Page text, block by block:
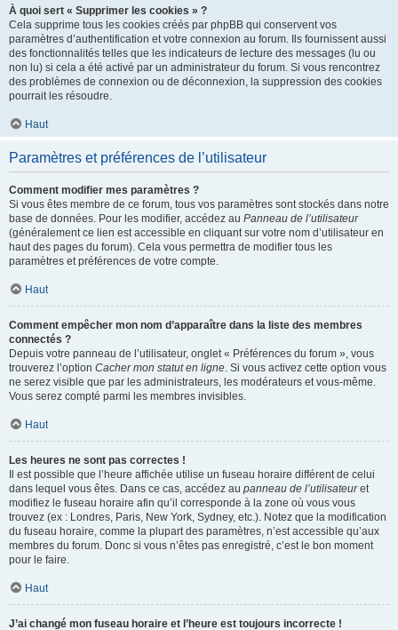
À quoi sert « Supprimer les cookies » ?
Cela supprime tous les cookies créés par phpBB qui conservent vos
paramètres d’authentification et votre connexion au forum. Ils fournissent aussi
des fonctionnalités telles que les indicateurs de lecture des messages (lu ou
non lu) si cela a été activé par un administrateur du forum. Si vous rencontrez
des problèmes de connexion ou de déconnexion, la suppression des cookies
pourrait les résoudre.
Haut
Paramètres et préférences de l’utilisateur
Comment modifier mes paramètres ?
Si vous êtes membre de ce forum, tous vos paramètres sont stockés dans notre
base de données. Pour les modifier, accédez au Panneau de l’utilisateur
(généralement ce lien est accessible en cliquant sur votre nom d’utilisateur en
haut des pages du forum). Cela vous permettra de modifier tous les
paramètres et préférences de votre compte.
Haut
Comment empêcher mon nom d’apparaître dans la liste des membres
connectés ?
Depuis votre panneau de l’utilisateur, onglet « Préférences du forum », vous
trouverez l’option Cacher mon statut en ligne. Si vous activez cette option vous
ne serez visible que par les administrateurs, les modérateurs et vous-même.
Vous serez compté parmi les membres invisibles.
Haut
Les heures ne sont pas correctes !
Il est possible que l’heure affichée utilise un fuseau horaire différent de celui
dans lequel vous êtes. Dans ce cas, accédez au panneau de l’utilisateuret
modifiez le fuseau horaire afin qu’il corresponde à la zone où vous vous
trouvez (ex : Londres, Paris, New York, Sydney, etc.). Notez que la modification
du fuseau horaire, comme la plupart des paramètres, n’est accessible qu’aux
membres du forum. Donc si vous n’êtes pas enregistré, c’est le bon moment
pour le faire.
Haut
J’ai changé mon fuseau horaire et l’heure est toujours incorrecte !